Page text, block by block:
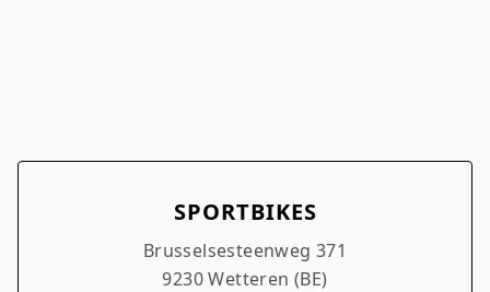
SPORTBIKES
Brusselsesteenweg 371
9230 Wetteren (BE)